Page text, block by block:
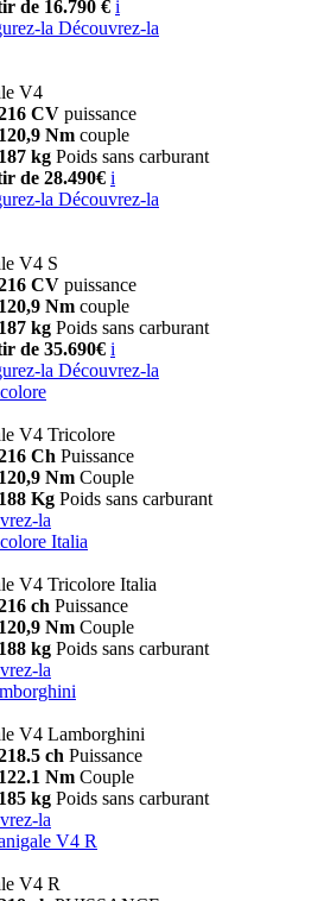
de 16.790 € i
la Découvrez-la
V4
CV puissance
120,9 Nm couple
187 kg Poids sans carburant
de 28.490€ i
la Découvrez-la
V4 S
CV puissance
120,9 Nm couple
187 kg Poids sans carburant
de 35.690€ i
la Découvrez-la
V4 Tricolore
Ch Puissance
120,9 Nm Couple
188 Kg Poids sans carburant
la
Italia
V4 Tricolore Italia
ch Puissance
120,9 Nm Couple
188 kg Poids sans carburant
la
V4 Lamborghini
ch Puissance
122.1 Nm Couple
185 kg Poids sans carburant
la
V4 R
V4 R